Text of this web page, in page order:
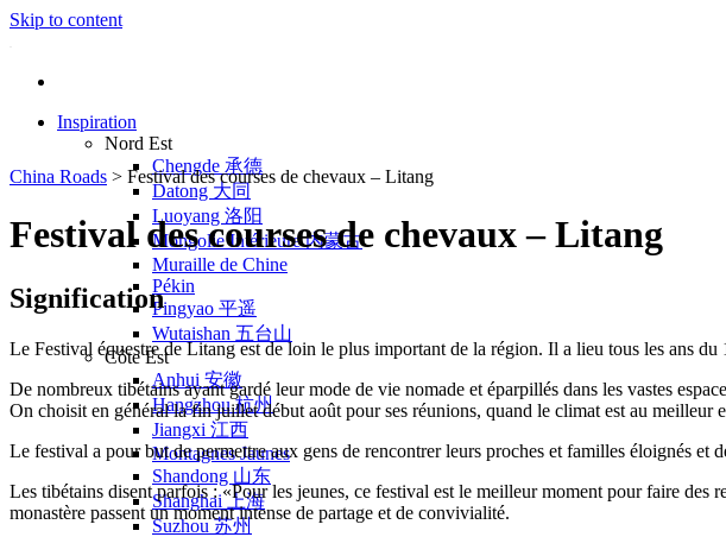
Skip to content
Inspiration
Nord Est
Chengde 承德
Datong 大同
Luoyang 洛阳
Mongolie Intérieure 内蒙古
Muraille de Chine
Pékin
Pingyao 平遥
Wutaishan 五台山
Côte Est
Anhui 安徽
Hangzhou 杭州
Jiangxi 江西
Montagnes Jaunes
Shandong 山东
Shanghai 上海
Suzhou 苏州
China Roads > Festival des courses de chevaux – Litang
Festival des courses de chevaux – Litang
Signification
Le Festival équestre de Litang est de loin le plus important de la région. Il a lieu tous les ans
De nombreux tibétains ayant gardé leur mode de vie nomade et éparpillés dans les vastes
On choisit en général la fin juillet début août pour ses réunions, quand le climat est au meilleur
Le festival a pour but de permettre aux gens de rencontrer leurs proches et familles éloignés et
Les tibétains disent parfois : «Pour les jeunes, ce festival est le meilleur moment pour faire
monastère passent un moment intense de partage et de convivialité.